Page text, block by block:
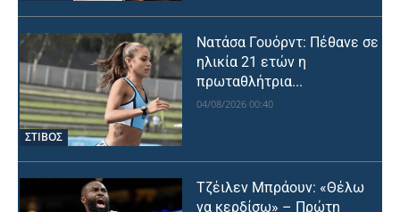
ΣΤΙΒΟΣ
Νατάσα Γουόρντ: Πέθανε σε
ηλικία 21 ετών η
πρωταθλήτρια...
04/08/2026 00:40
Τζέιλεν Μπράουν: «Θέλω
να κερδίσω» – Πρώτη